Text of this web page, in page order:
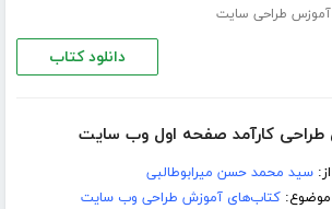
آموزس طراحی سایت
دانلود کتاب
از:سید محمد حسن میرابوطالبی
موضوع:کتاب‌های آموزش طراحی وب سایت